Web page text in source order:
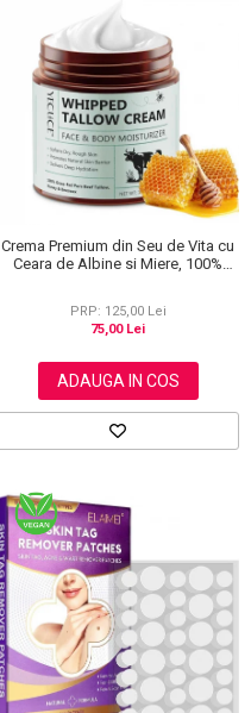
Crema Premium din Seu de Vita cu
Ceara de Albine si Miere, 100%
PRP: 125,00 Lei
75,00 Lei
ADAUGA IN COS